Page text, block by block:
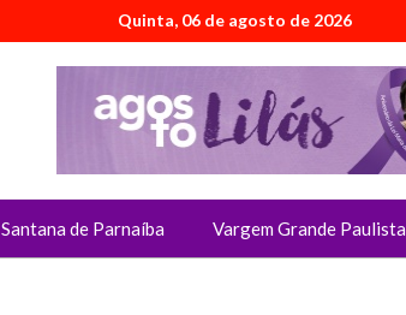
Quinta, 06 de agosto de 2026
Santana de Parnaíba Vargem Grande Paulista